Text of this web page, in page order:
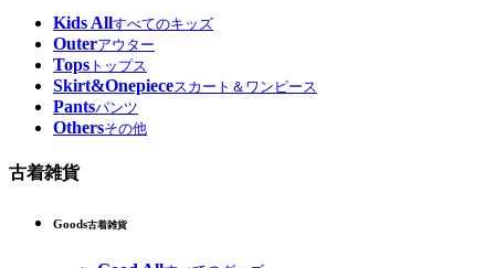
Kids Allすべてのキッズ
Outerアウター
Tops トップス
Skirt&Onepieceスカート＆ワンピース
Pantsパンツ
Othersその他
古着雑貨
Goods古着雑貨